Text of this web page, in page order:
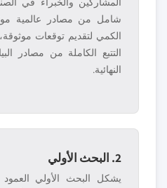
شامل من مصادر عالمية
الكمي لتقديم توقعات
التتبع الكاملة من مصادر
النهائية.
2. البحث الأولي
يشكل البحث الأولي العمود